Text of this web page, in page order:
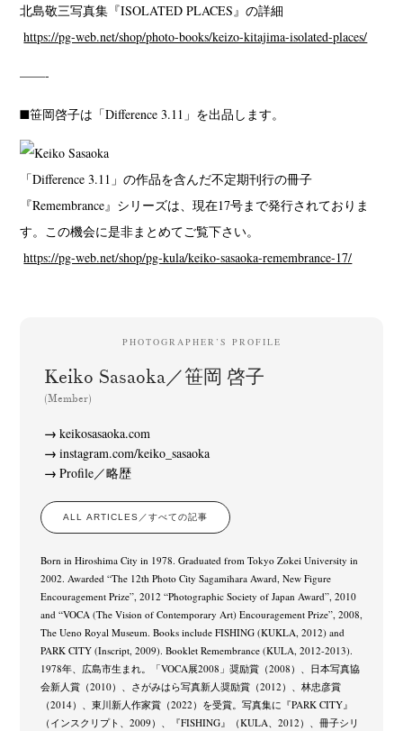
北島敬三写真集『ISOLATED PLACES』の詳細
https://pg-web.net/shop/photo-books/keizo-kitajima-isolated-places/
——-
■笹岡啓子は「Difference 3.11」を出品します。
「Difference 3.11」の作品を含んだ不定期刊行の冊子
『Remembrance』シリーズは、現在17号まで発行されておりま
す。この機会に是非まとめてご覧下さい。
https://pg-web.net/shop/pg-kula/keiko-sasaoka-remembrance-17/
PHOTOGRAPHER’S PROFILE
Keiko Sasaoka／笹岡 啓子
(Member)
keikosasaoka.com
instagram.com/keiko_sasaoka
Profile／略歴
ALL ARTICLES／すべての記事
Born in Hiroshima City in 1978. Graduated from Tokyo Zokei University in
2002. Awarded “The 12th Photo City Sagamihara Award, New Figure
Encouragement Prize”, 2012 “Photographic Society of Japan Award”, 2010
and “VOCA (The Vision of Contemporary Art) Encouragement Prize”, 2008,
The Ueno Royal Museum. Books include FISHING (KUKLA, 2012) and
PARK CITY (Inscript, 2009). Booklet Remembrance (KULA, 2012-2013).
1978年、広島市生まれ。「VOCA展2008」奨励賞（2008）、日本写真協
会新人賞（2010）、さがみはら写真新人奨励賞（2012）、林忠彦賞
（2014）、東川新人作家賞（2022）を受賞。写真集に『PARK CITY』
（インスクリプト、2009）、『FISHING』（KULA、2012）、冊子シリ